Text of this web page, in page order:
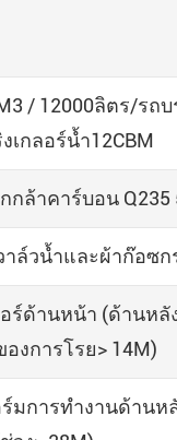
/ 12000ลิตร/รถ
เกลอร์น้ำ12CBM
กล้าคาร์บอน Q235
ล์วน้ำและผ้าก๊อซก
ร์ด้านหน้า (ด้านหลั
งการโรย> 14M)
มการทำงานด้านห